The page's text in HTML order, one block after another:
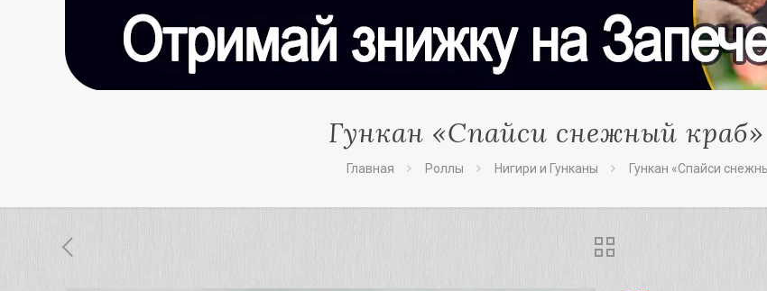
Гункан «Cпайси снежный краб»
Главная Роллы Нигири и Гунканы Гункан «Cпайси